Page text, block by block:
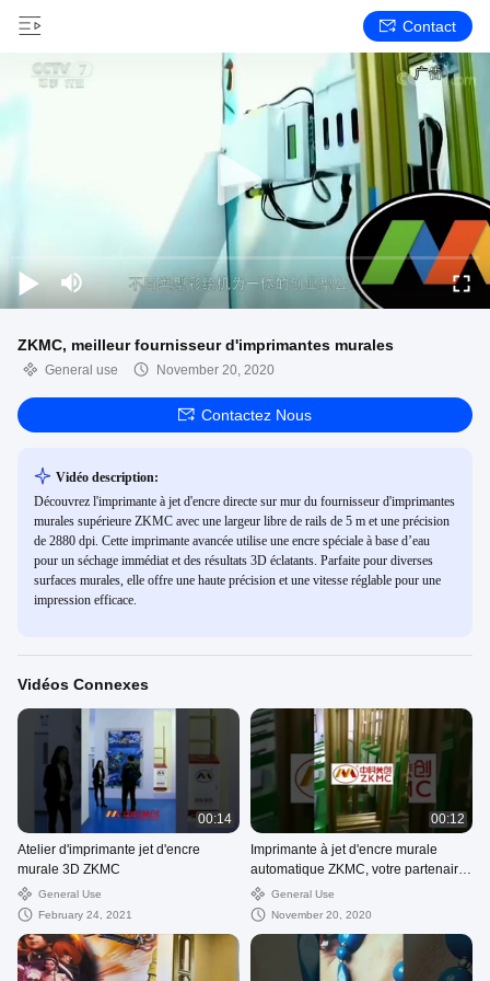
Contact
ZKMC, meilleur fournisseur d'imprimantes murales
General use November 20, 2020
Contactez Nous
Vidéo description:
Découvrez l'imprimante à jet d'encre directe sur mur du fournisseur d'imprimantes
murales supérieure ZKMC avec une largeur libre de rails de 5 m et une précision
de 2880 dpi. Cette imprimante avancée utilise une encre spéciale à base d’eau
pour un séchage immédiat et des résultats 3D éclatants. Parfaite pour diverses
surfaces murales, elle offre une haute précision et une vitesse réglable pour une
impression efficace.
Vidéos Connexes
00:14
Atelier d'imprimante jet d'encre
murale 3D ZKMC
General Use
February 24, 2021
00:12
Imprimante à jet d'encre murale
automatique ZKMC, votre partenaire
fiable pour une coopération
d'impression gagnant-gagnant
General Use
November 20, 2020